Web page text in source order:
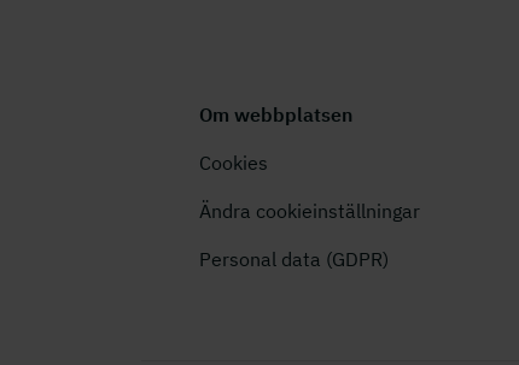
Om webbplatsen
Cookies
Ändra cookieinställningar
Personal data (GDPR)